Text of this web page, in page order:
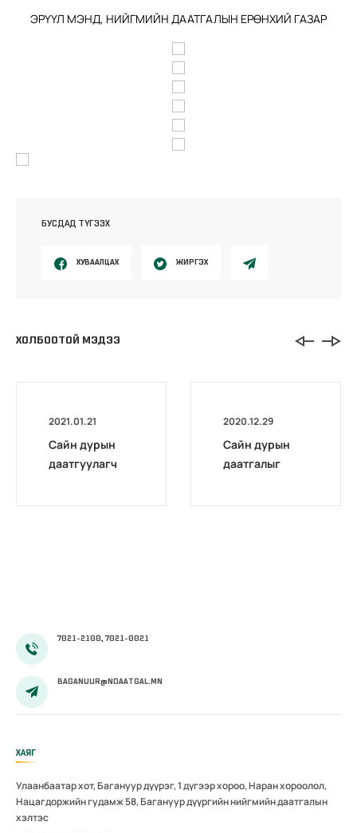
ЭРҮҮЛ МЭНД, НИЙГМИЙН ДААТГАЛЫН ЕРӨНХИЙ ГАЗАР
БУСДАД ТҮГЭЭХ
ХУВААЛЦАХ ЖИРГЭХ
ХОЛБООТОЙ МЭДЭЭ
2021.01.21
Сайн дурын
даатгуулагч
2020.12.29
Сайн дурын
даатгалыг
7021-2100, 7021-0021
BAGANUUR@NDAATGAL.MN
ХАЯГ
Улаанбаатар хот, Багануур дүүрэг, 1 дүгээр хороо, Наран хороолол,
Нацагдоржийн гудамж 58, Багануур дүүргийн нийгмийн даатгалын
хэлтэс